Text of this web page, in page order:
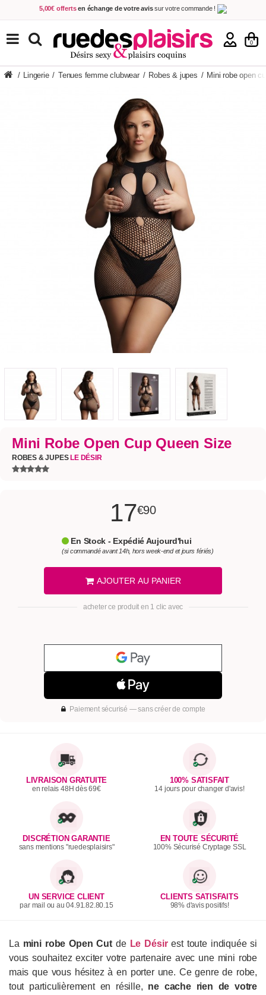
5,00€ offerts en échange de votre avissur votre commande !
Achetez aujourd'hui. Décidez quand payer !
Livraison en 48h
au prix de 2,90 € ! (Offerte dès 69,00€ d'achat)
0
TOUS NOS PRODUITS
/ Lingerie / Tenues femme clubwear / Robes & jupes / Mini robe open
Mini Robe Open Cup Queen Size
ROBES & JUPES LE DÉSIR
17€90
En Stock - Expédié Aujourd'hui
(si commandé avant 14h, hors week-end et jours fériés)
AJOUTER AU PANIER
acheter ce produit en 1 clic avec
Paiement sécurisé — sans créer de compte
LIVRAISON GRATUITE
en relais 48H dès 69€
100% SATISFAIT
14 jours pour changer d'avis!
DISCRÉTION GARANTIE
sans mentions "ruedesplaisirs"
EN TOUTE SÉCURITÉ
100% Sécurisé Cryptage SSL
UN SERVICE CLIENT
par mail ou au 04.91.82.80.15
CLIENTS SATISFAITS
98% d'avis positifs!
La mini robe Open Cutde Le Désirest toute indiquée si
vous souhaitez exciter votre partenaire avec une mini robe
mais que vous hésitez à en porter une. Ce genre de robe,
tout particulièrement en résille, ne cache rien de votre